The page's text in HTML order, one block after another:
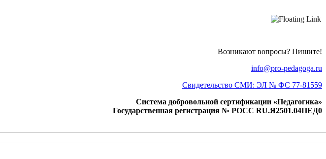
Возникают вопросы? Пишите!
info@pro-pedagoga.ru
Свидетельство СМИ: ЭЛ № ФС 77-81559
Система добровольной сертификации «Педагогика»
Государственная регистрация № РОСС RU.Я2501.04ПЕД0